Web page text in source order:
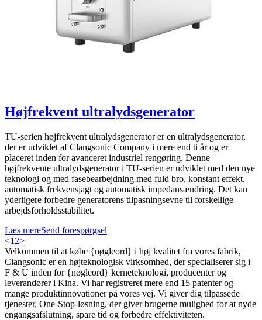
Højfrekvent ultralydsgenerator
TU-serien højfrekvent ultralydsgenerator er en ultralydsgenerator,
der er udviklet af Clangsonic Company i mere end ti år og er
placeret inden for avanceret industriel rengøring. Denne
højfrekvente ultralydsgenerator i TU-serien er udviklet med den nye
teknologi og med fasebearbejdning med fuld bro, konstant effekt,
automatisk frekvensjagt og automatisk impedansændring. Det kan
yderligere forbedre generatorens tilpasningsevne til forskellige
arbejdsforholdsstabilitet.
Læs mereSend forespørgsel
<1 2>
Velkommen til at købe {nøgleord} i høj kvalitet fra vores fabrik,
Clangsonic er en højteknologisk virksomhed, der specialiserer sig i
F & U inden for {nøgleord} kerneteknologi, producenter og
leverandører i Kina. Vi har registreret mere end 15 patenter og
mange produktinnovationer på vores vej. Vi giver dig tilpassede
tjenester, One-Stop-løsning, der giver brugerne mulighed for at nyde
engangsafslutning, spare tid og forbedre effektiviteten.